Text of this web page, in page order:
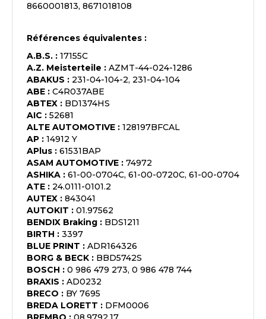
8660001813, 8671018108
Références équivalentes :
A.B.S. : 17155C
A.Z. Meisterteile : AZMT-44-024-1286
ABAKUS : 231-04-104-2, 231-04-104
ABE : C4R037ABE
ABTEX : BD1374HS
AIC : 52681
ALTE AUTOMOTIVE : 128197BFCAL
AP : 14912 Y
APlus : 61531BAP
ASAM AUTOMOTIVE : 74972
ASHIKA : 61-00-0704C, 61-00-0720C, 61-00-0704
ATE : 24.0111-0101.2
AUTEX : 843041
AUTOKIT : 01.97562
BENDIX Braking : BDS1211
BIRTH : 3397
BLUE PRINT : ADR164326
BORG & BECK : BBD5742S
BOSCH : 0 986 479 273, 0 986 478 744
BRAXIS : AD0232
BRECO : BY 7695
BREDA LORETT : DFM0006